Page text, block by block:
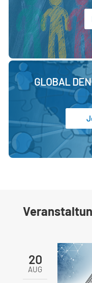
GLOBAL
20
AUG